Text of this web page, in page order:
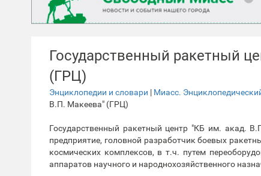
Государственный ракетный
(ГРЦ)
Энциклопедии и словари | Миасс.
В.П. Макеева" (ГРЦ)
Государственный ракетный центр "КБ им. акад.
предприятие, головной разработчик боевых
космических комплексов, в т.ч. путем
аппаратов научного и народнохозяйственного